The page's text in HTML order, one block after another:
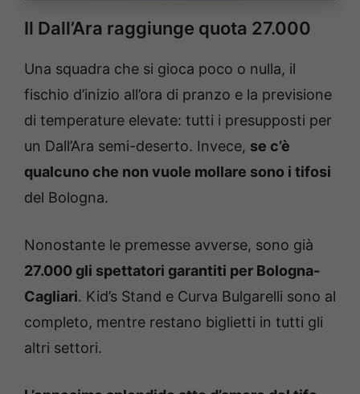
Il Dall’Ara raggiunge quota 27.000
Una squadra che si gioca poco o nulla, il
fischio d’inizio all’ora di pranzo e la previsione
di temperature elevate: tutti i presupposti per
un Dall’Ara semi-deserto. Invece, se c’è
qualcuno che non vuole mollare sono i tifosi
del Bologna.
Nonostante le premesse avverse, sono già
27.000 gli spettatori garantiti per Bologna-
Cagliari. Kid’s Stand e Curva Bulgarelli sono al
completo, mentre restano biglietti in tutti gli
altri settori.